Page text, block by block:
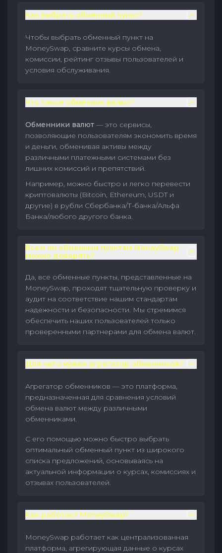
Как выбрать обменный пункт?
Чтобы выбрать обменный пункт на
MoneySwap, сравните курсы обмена,
комиссии, рейтинг отзывы пользователей и
условия обслуживания.
Что такое обменник валют?
Обменники валют — это сервисы,
позволяющие пользователям экономить время
и деньги, обменивая активы между
различными платежными системами без
лишних комиссий и препятствий.
Например, можно быстро и легко перевести
криптовалюты (Bitcoin, Ethereum, USDT и
другие) в рубли Сбербанка/Т-банка/Альфа
Банка/любого другого банка.
Всем ли обменным пунктам MoneySwap
можно доверять?
Да, все обменные пункты, представленные на
MoneySwap, проходят тщательную проверку и
аудит на соответствие нашим стандартам
надежности и безопасности. Мы стремимся
обеспечить наших пользователей только
проверенными партнерами для обмена валют.
Для чего нужен агрегатор обменников?
Агрегатор обменников — это платформа,
предназначенная для сравнения условий
обмена валют между различными
обменниками.
С его помощью можно быстро выбрать
оптимальный обменный пункт из широкого
списка предложений, основываясь на
актуальной информации о курсах, комиссиях и
отзывах пользователей.
Как работает MoneySwap?
MoneySwap работает как централизованная
платформа, агрегирующая данные о курсах